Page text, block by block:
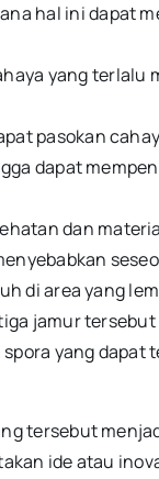
hal ini dapat
yang terlalu
pasokan
dapat
dan
di area yang
jamur tersebut
yang dapat
tersebut
ide atau